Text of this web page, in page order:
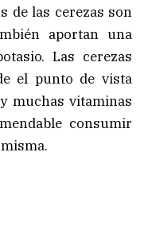
de las cerezas son
aportan una
Las cerezas
el punto de vista
muchas vitaminas
consumir